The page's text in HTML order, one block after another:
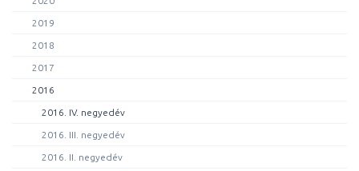
2019
2018
2017
2016
2016. IV. negyedév
2016. III. negyedév
2016. II. negyedév